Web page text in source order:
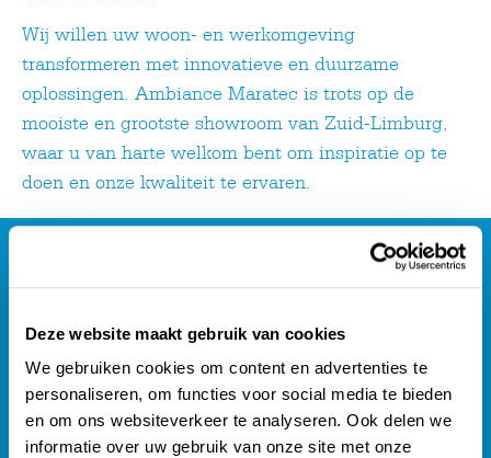
Deze website maakt gebruik van cookies
We gebruiken cookies om content en advertenties te
personaliseren, om functies voor social media te bieden
en om ons websiteverkeer te analyseren. Ook delen we
informatie over uw gebruik van onze site met onze
Wij willen uw woon- en werkomgeving
transformeren met innovatieve en duurzame
oplossingen. Ambiance Maratec is trots op de
mooiste en grootste showroom van Zuid-Limburg,
waar u van harte welkom bent om inspiratie op te
doen en onze kwaliteit te ervaren.
Maratec
Home
Over ons